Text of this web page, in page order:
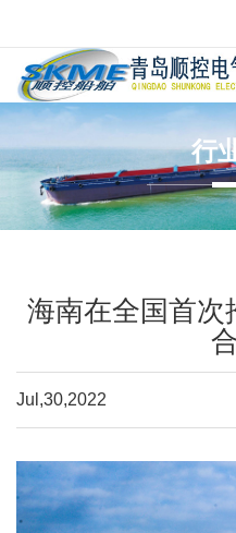
行
海南在全国首次
Jul,30,2022